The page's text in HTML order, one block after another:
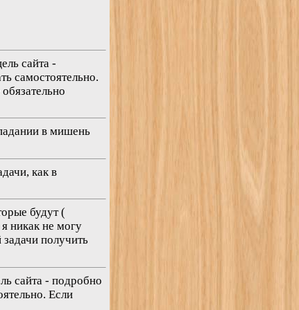
сайта -
самостоятельно.
в мишень
как в
будут (
никак не могу
получить
сайта - подробно
Если